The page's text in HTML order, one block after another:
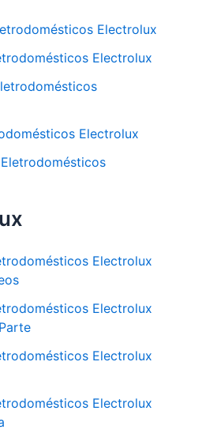
Electrolux
Electrolux
Electrolux
Electrolux
Electrolux
Electrolux
Electrolux